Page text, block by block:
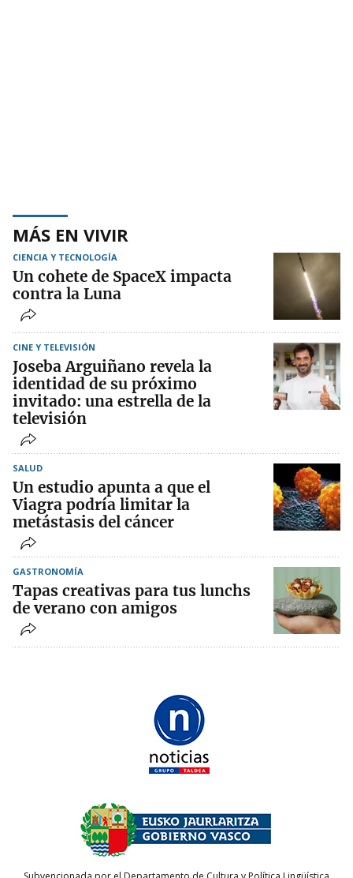
MÁS EN VIVIR
CIENCIA Y TECNOLOGÍA
Un cohete de SpaceX impacta
contra la Luna
CINE Y TELEVISIÓN
Joseba Arguiñano revela la
identidad de su próximo
invitado: una estrella de la
televisión
SALUD
Un estudio apunta a que el
Viagra podría limitar la
metástasis del cáncer
GASTRONOMÍA
Tapas creativas para tus lunchs
de verano con amigos